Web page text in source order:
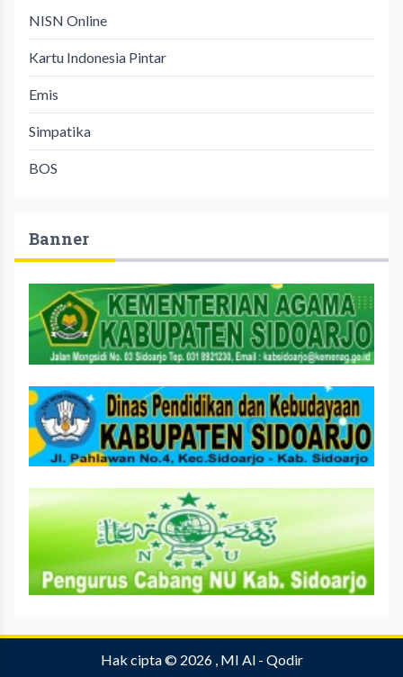
NISN Online
Kartu Indonesia Pintar
Emis
Simpatika
BOS
Banner
Hak cipta © 2026 , MI Al - Qodir